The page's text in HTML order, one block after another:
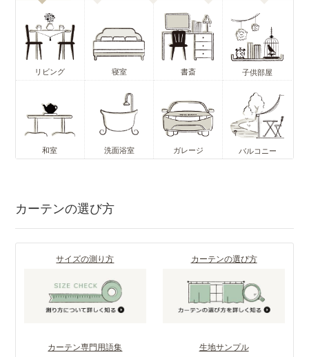
リビング 寝室 書斎 子供部屋
和室 洗面浴室 ガレージ バルコニー
カーテンの選び方
サイズの測り方 カーテンの選び方
カーテン専門用語集 生地サンプル